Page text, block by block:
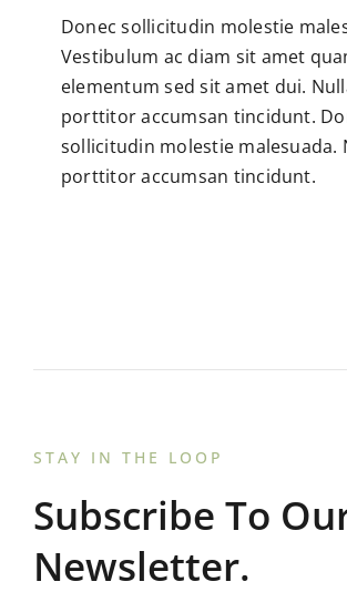
Donec sollicitudin molestie
Vestibulum ac diam sit amet
elementum sed sit amet dui.
porttitor accumsan tincidunt.
sollicitudin molestie malesuada.
porttitor accumsan tincidunt.
STAY IN THE LOOP
Subscribe To
Newsletter.